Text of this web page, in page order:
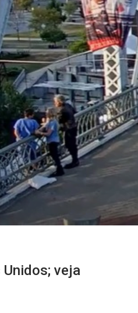
veja